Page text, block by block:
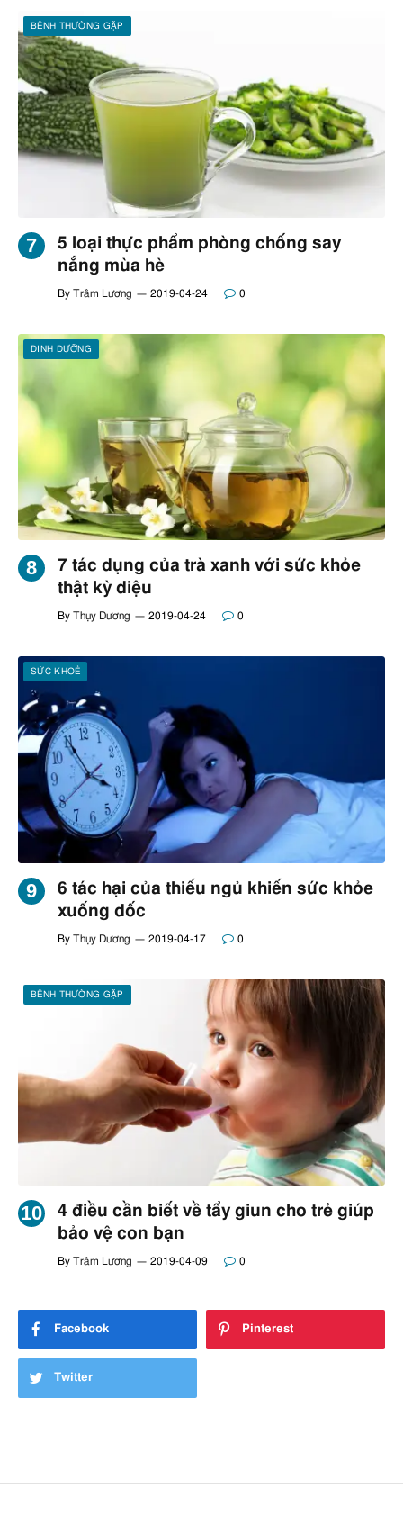
BỆNH THƯỜNG GẶP
5 loại thực phẩm phòng chống say
nắng mùa hè
By Trâm Lương 2019-04-24 0
DINH DƯỠNG
7 tác dụng của trà xanh với sức khỏe
thật kỳ diệu
By Thụy Dương 2019-04-24 0
SỨC KHOẺ
6 tác hại của thiếu ngủ khiến sức khỏe
xuống dốc
By Thụy Dương 2019-04-17 0
BỆNH THƯỜNG GẶP
4 điều cần biết về tẩy giun cho trẻ giúp
bảo vệ con bạn
By Trâm Lương 2019-04-09 0
Facebook Pinterest
Twitter